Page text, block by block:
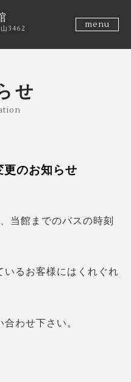
3462
menu
せ
更のお知らせ
当館までのバスの時刻
いるお客様にはくれぐれ
わせ下さい。